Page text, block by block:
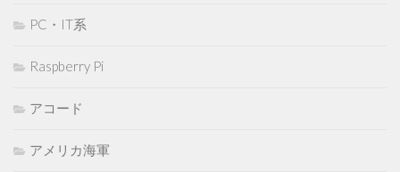
PC・IT系
Raspberry Pi
アコード
アメリカ海軍